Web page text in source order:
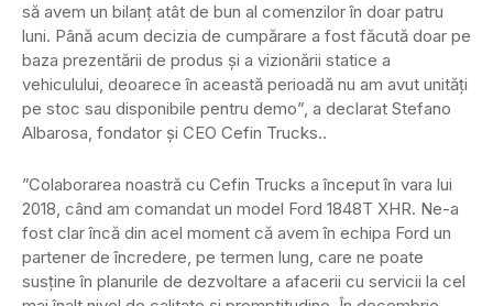
să avem un bilanț atât de bun al comenzilor în doar patru
luni. Până acum decizia de cumpărare a fost făcută doar pe
baza prezentării de produs și a vizionării statice a
vehiculului, deoarece în această perioadă nu am avut unități
pe stoc sau disponibile pentru demo”, a declarat Stefano
Albarosa, fondator și CEO Cefin Trucks..
”Colaborarea noastră cu Cefin Trucks a început în vara lui
2018, când am comandat un model Ford 1848T XHR. Ne-a
fost clar încă din acel moment că avem în echipa Ford un
partener de încredere, pe termen lung, care ne poate
susține în planurile de dezvoltare a afacerii cu servicii la cel